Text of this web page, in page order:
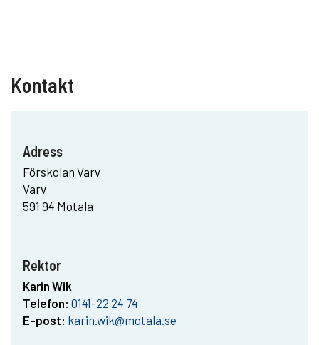
Kontakt
Adress
Förskolan Varv
Varv
591 94 Motala
Rektor
Karin Wik
Telefon: 0141-22 24 74
E-post: karin.wik@motala.se